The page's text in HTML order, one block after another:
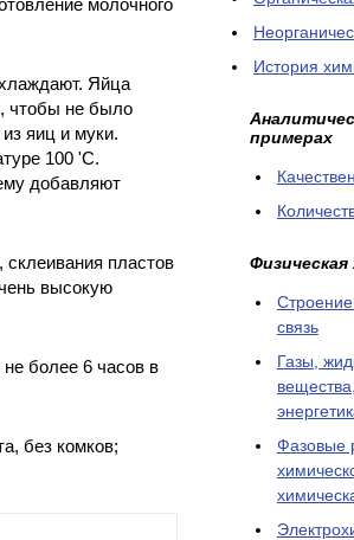
молочного
Яйца
чтобы не было
яиц и муки.
100 'С.
добавляют
склеивания пластов
высокую
более 6 часов в
без комков;
История
примерах
связь
Газы,
Фазовые